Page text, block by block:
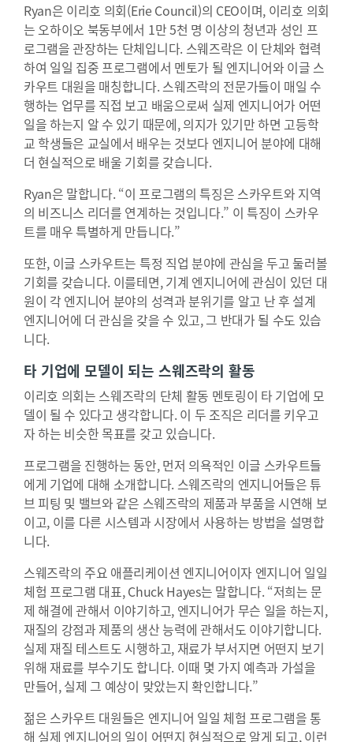
Ryan은 이리호 의회(Erie Council)의 CEO이며, 이리호 의회
는 오하이오 북동부에서 1만 5천 명 이상의 청년과 성인 프
로그램을 관장하는 단체입니다. 스웨즈락은 이 단체와 협력
하여 일일 집중 프로그램에서 멘토가 될 엔지니어와 이글 스
카우트 대원을 매칭합니다. 스웨즈락의 전문가들이 매일 수
행하는 업무를 직접 보고 배움으로써 실제 엔지니어가 어떤
일을 하는지 알 수 있기 때문에, 의지가 있기만 하면 고등학
교 학생들은 교실에서 배우는 것보다 엔지니어 분야에 대해
더 현실적으로 배울 기회를 갖습니다.
Ryan은 말합니다. “이 프로그램의 특징은 스카우트와 지역
의 비즈니스 리더를 연계하는 것입니다.” 이 특징이 스카우
트를 매우 특별하게 만듭니다.”
또한, 이글 스카우트는 특정 직업 분야에 관심을 두고 둘러볼
기회를 갖습니다. 이를테면, 기계 엔지니어에 관심이 있던 대
원이 각 엔지니어 분야의 성격과 분위기를 알고 난 후 설계
엔지니어에 더 관심을 갖을 수 있고, 그 반대가 될 수도 있습
니다.
타 기업에 모델이 되는 스웨즈락의 활동
이리호 의회는 스웨즈락의 단체 활동 멘토링이 타 기업에 모
델이 될 수 있다고 생각합니다. 이 두 조직은 리더를 키우고
자 하는 비슷한 목표를 갖고 있습니다.
프로그램을 진행하는 동안, 먼저 의욕적인 이글 스카우트들
에게 기업에 대해 소개합니다. 스웨즈락의 엔지니어들은 튜
브 피팅 및 밸브와 같은 스웨즈락의 제품과 부품을 시연해 보
이고, 이를 다른 시스템과 시장에서 사용하는 방법을 설명합
니다.
스웨즈락의 주요 애플리케이션 엔지니어이자 엔지니어 일일
체험 프로그램 대표, Chuck Hayes는 말합니다. “저희는 문
제 해결에 관해서 이야기하고, 엔지니어가 무슨 일을 하는지,
재질의 강점과 제품의 생산 능력에 관해서도 이야기합니다.
실제 재질 테스트도 시행하고, 재료가 부서지면 어떤지 보기
위해 재료를 부수기도 합니다. 이때 몇 가지 예측과 가설을
만들어, 실제 그 예상이 맞았는지 확인합니다.”
젊은 스카우트 대원들은 엔지니어 일일 체험 프로그램을 통
해 실제 엔지니어의 일이 어떤지 현실적으로 알게 되고, 이런